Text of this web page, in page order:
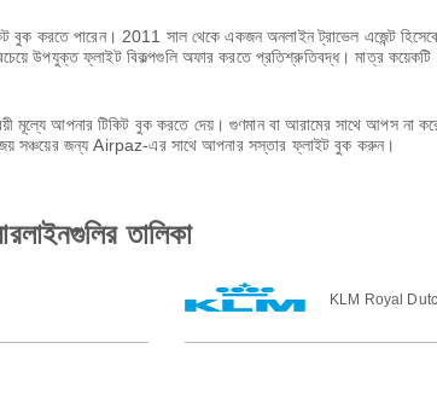
পারেন। 2011 সাল থেকে একজন অনলাইন ট্রাভেল এজেন্ট
উপযুক্ত ফ্লাইট বিকল্পগুলি অফার করতে প্রতিশ্রুতিবদ্ধ। মাত্র কয়েকটি
মূল্যে আপনার টিকিট বুক করতে দেয়। গুণমান বা আরামের সাথে আপস
সঞ্চয়ের জন্য Airpaz-এর সাথে আপনার সস্তার ফ্লাইট বুক করুন।
তালিকা
KLM Royal